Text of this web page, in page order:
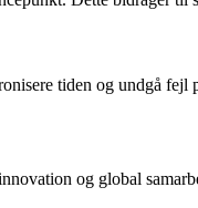
tiden og undgå
og global